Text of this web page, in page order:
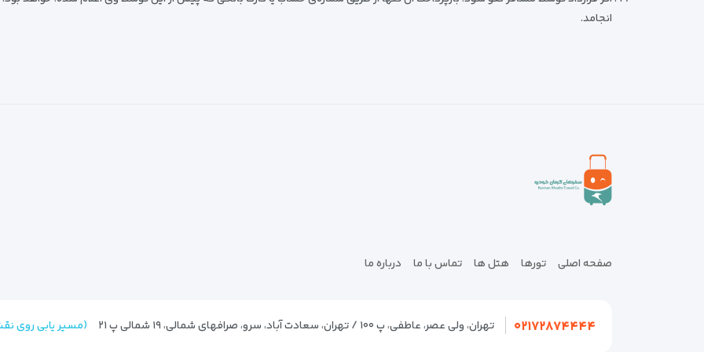
انجامد.
صفحه اصلی تورها هتل ها تماس با ما درباره ما
۰۲۱۷۲۸۷۴۴۴۴ تهران، ولی عصر، عاطفی، پ ۱۰۰ / تهران، سعادت آباد، سرو، صرافهای شمالی، ۱۹ شمالی پ ۲۱ (مسیر یابی روی